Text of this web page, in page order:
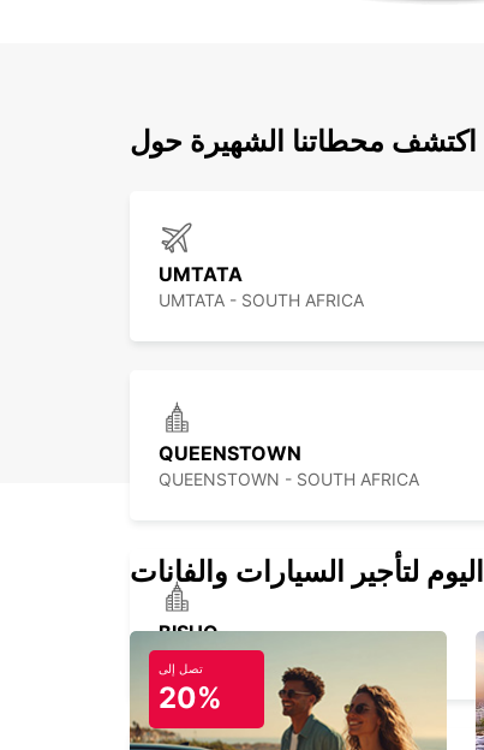
UMTATA
UMTATA - SOUTH AFRICA
QUEENSTOWN
QUEENSTOWN - SOUTH AFRICA
BISHO
EASTERN CAPE - SOUTH AFRICA
تصل إلى
20%